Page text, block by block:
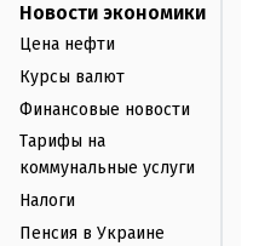
Новости экономики
Цена нефти
Курсы валют
Финансовые новости
Тарифы на
коммунальные услуги
Налоги
Пенсия в Украине